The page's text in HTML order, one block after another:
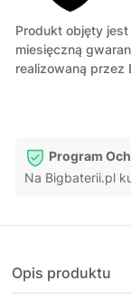
Produkt objęty
miesięczną
realizowaną przez
Program
Na Bigbaterii.pl
Opis produktu